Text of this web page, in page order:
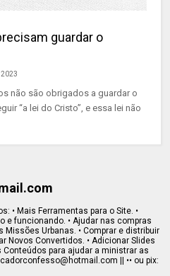
guardar o
2023
não são obrigados a guardar o
“a lei do Cristo”, e essa lei não
• Mais Ferramentas para o Site. •
e funcionando. • Ajudar nas compras
Urbanas. • Comprar e distribuir
Novos Convertidos. • Adicionar Slides
Conteúdos para ajudar a ministrar as
|| •• ou pix: